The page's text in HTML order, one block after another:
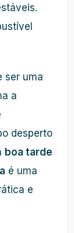
ser uma
a
desperto
boa tarde
é uma
e